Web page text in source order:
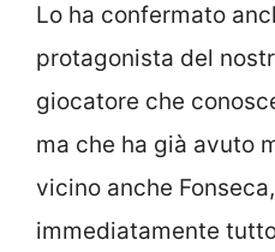
Lo ha confermato
protagonista del
giocatore che
ma che ha già avuto
vicino anche
immediatamente